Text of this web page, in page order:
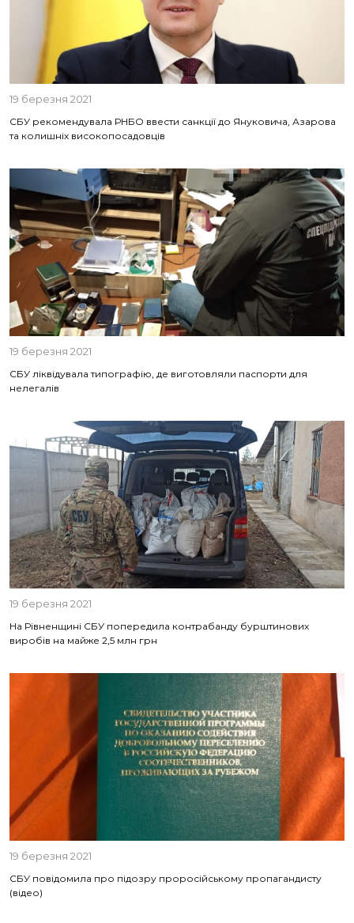
19 березня 2021
СБУ рекомендувала РНБО ввести санкції до Януковича, Азарова
та колишніх високопосадовців
19 березня 2021
СБУ ліквідувала типографію, де виготовляли паспорти для
нелегалів
19 березня 2021
На Рівненщині СБУ попередила контрабанду бурштинових
виробів на майже 2,5 млн грн
19 березня 2021
СБУ повідомила про підозру проросійському пропагандисту
(відео)